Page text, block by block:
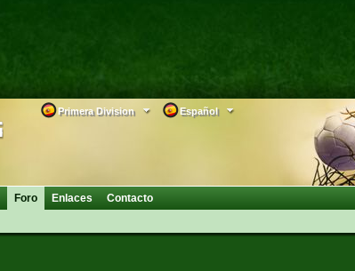
Español
Primera Division
Foro
Enlaces Contacto